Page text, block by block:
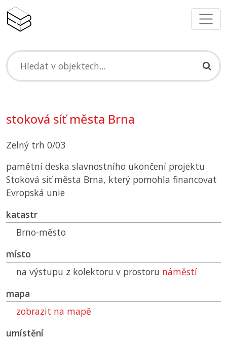
stoková síť města Brna
Zelný trh 0/03
pamětní deska slavnostního ukončení projektu
Stoková síť města Brna, který pomohla financovat
Evropská unie
katastr
Brno-město
místo
na výstupu z kolektoru v prostoru náměstí
mapa
zobrazit na mapě
umístění